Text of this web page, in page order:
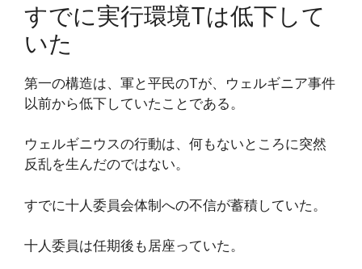
すでに実行環境Tは低下して
いた
第一の構造は、軍と平民のTが、ウェルギニア事件
以前から低下していたことである。
ウェルギニウスの行動は、何もないところに突然
反乱を生んだのではない。
すでに十人委員会体制への不信が蓄積していた。
十人委員は任期後も居座っていた。